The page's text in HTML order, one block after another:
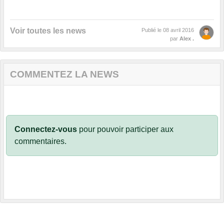
Voir toutes les news Publié le 08 avril 2016
par Alex .
COMMENTEZ LA NEWS
Connectez-vous pour pouvoir participer aux
commentaires.